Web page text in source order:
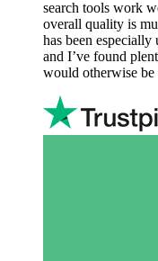
search tools work
overall quality is
has been
and I’ve found
would otherwise